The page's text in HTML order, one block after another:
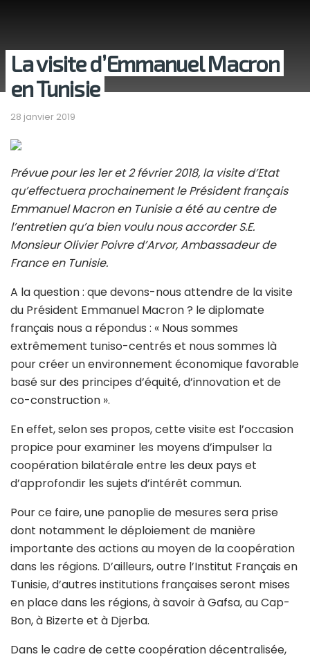
La visite d’Emmanuel Macron
en Tunisie
28 janvier 2019
Prévue pour les 1er et 2 février 2018, la visite d’Etat
qu’effectuera prochainement le Président français
Emmanuel Macron en Tunisie a été au centre de
l’entretien qu’a bien voulu nous accorder S.E.
Monsieur Olivier Poivre d’Arvor, Ambassadeur de
France en Tunisie.
A la question : que devons-nous attendre de la visite
du Président Emmanuel Macron ? le diplomate
français nous a répondus : « Nous sommes
extrêmement tuniso-centrés et nous sommes là
pour créer un environnement économique favorable
basé sur des principes d’équité, d’innovation et de
co-construction ».
En effet, selon ses propos, cette visite est l’occasion
propice pour examiner les moyens d’impulser la
coopération bilatérale entre les deux pays et
d’approfondir les sujets d’intérêt commun.
Pour ce faire, une panoplie de mesures sera prise
dont notamment le déploiement de manière
importante des actions au moyen de la coopération
dans les régions. D’ailleurs, outre l’Institut Français en
Tunisie, d’autres institutions françaises seront mises
en place dans les régions, à savoir à Gafsa, au Cap-
Bon, à Bizerte et à Djerba.
Dans le cadre de cette coopération décentralisée,